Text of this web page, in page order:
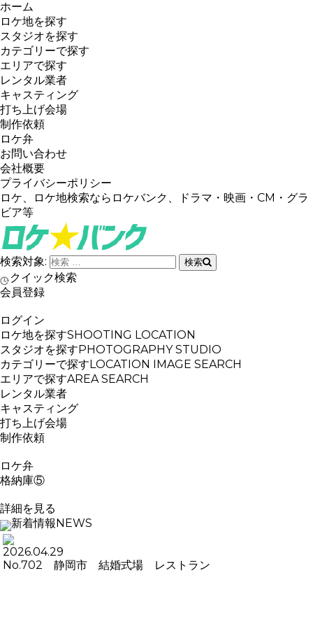
ホーム
ロケ地を探す
スタジオを探す
カテゴリーで探す
エリアで探す
レンタル業者
キャスティング
打ち上げ会場
制作依頼
ロケ弁
お問い合わせ
会社概要
プライバシーポリシー
ロケ、ロケ地検索ならロケバンク、ドラマ・映画・CM・グラ
ビア等
検索対象: 検索
クイック検索
会員登録
ログイン
ロケ地を探すSHOOTING LOCATION
スタジオを探すPHOTOGRAPHY STUDIO
カテゴリーで探すLOCATION IMAGE SEARCH
エリアで探すAREA SEARCH
レンタル業者
キャスティング
打ち上げ会場
制作依頼
ロケ弁
格納庫⑤
詳細を見る
新着情報NEWS
2026.04.29
No.702 静岡市 結婚式場 レストラン